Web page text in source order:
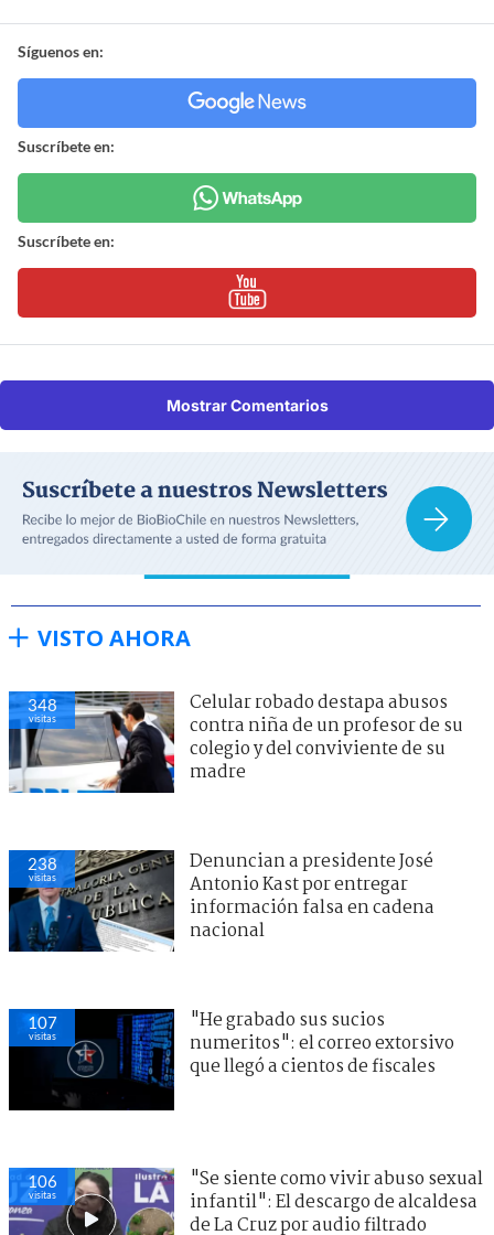
Síguenos en:
Suscríbete en:
Suscríbete en:
Mostrar Comentarios
VISTO AHORA
348
visitas
Celular robado destapa abusos
contra niña de un profesor de su
colegio y del conviviente de su
madre
238
visitas
Denuncian a presidente José
Antonio Kast por entregar
información falsa en cadena
nacional
107
visitas
"He grabado sus sucios
numeritos": el correo extorsivo
que llegó a cientos de fiscales
106
visitas
"Se siente como vivir abuso sexual
infantil": El descargo de alcaldesa
de La Cruz por audio filtrado